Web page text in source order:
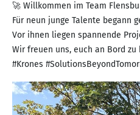
🚀 Willkommen im Team
Für neun junge Talente begann
Vor ihnen liegen spannende
Wir freuen uns, euch an Bord
#Krones